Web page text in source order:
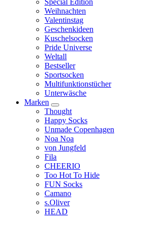
Special Edition
Weihnachten
Valentinstag
Geschenkideen
Kuschelsocken
Pride Universe
Weltall
Bestseller
Sportsocken
Multifunktionstücher
Unterwäsche
Marken
Thought
Happy Socks
Unmade Copenhagen
Noa Noa
von Jungfeld
Fila
CHEERIO
Too Hot To Hide
FUN Socks
Camano
s.Oliver
HEAD